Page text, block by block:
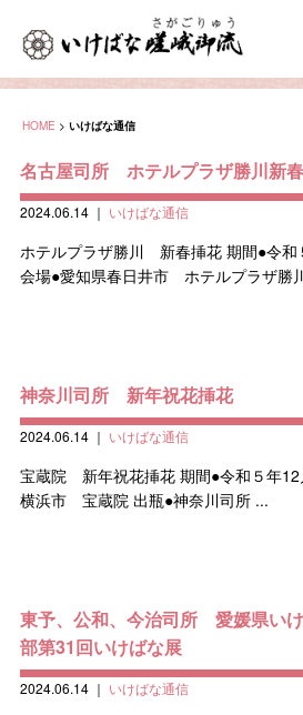
HOME > いけばな通信
名古屋司所 ホテルプラザ勝川新
2024.06.14｜ いけばな通信
ホテルプラザ勝川 新春挿花 期間●令和
会場●愛知県春日井市 ホテルプラザ勝
神奈川司所 新年祝花挿花
2024.06.14｜ いけばな通信
宝蔵院 新年祝花挿花 期間●令和５年
横浜市 宝蔵院 出瓶●神奈川司所 ...
東予、公和、今治司所 愛媛県い
部第31回いけばな展
2024.06.14｜ いけばな通信